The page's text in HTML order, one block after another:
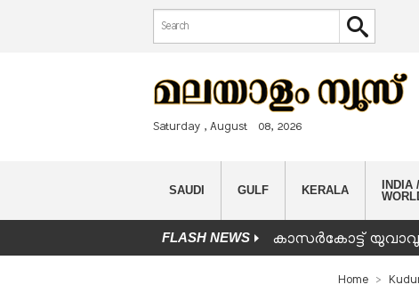
Search form
Search
Saturday , August 08, 2026
SAUDI GULF KERALA
INDIA /
FLASH NEWS കാസർകോട്ട് യുവാവും
Home